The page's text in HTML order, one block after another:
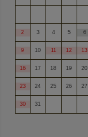
2 3 4 5 6
9 10 11 12 13
16 17 18 19 20
23 24 25 26 27
30 31